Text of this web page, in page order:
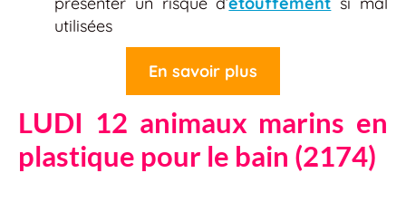
utilisées
En savoir plus
LUDI 12 animaux marins en
plastique pour le bain (2174)